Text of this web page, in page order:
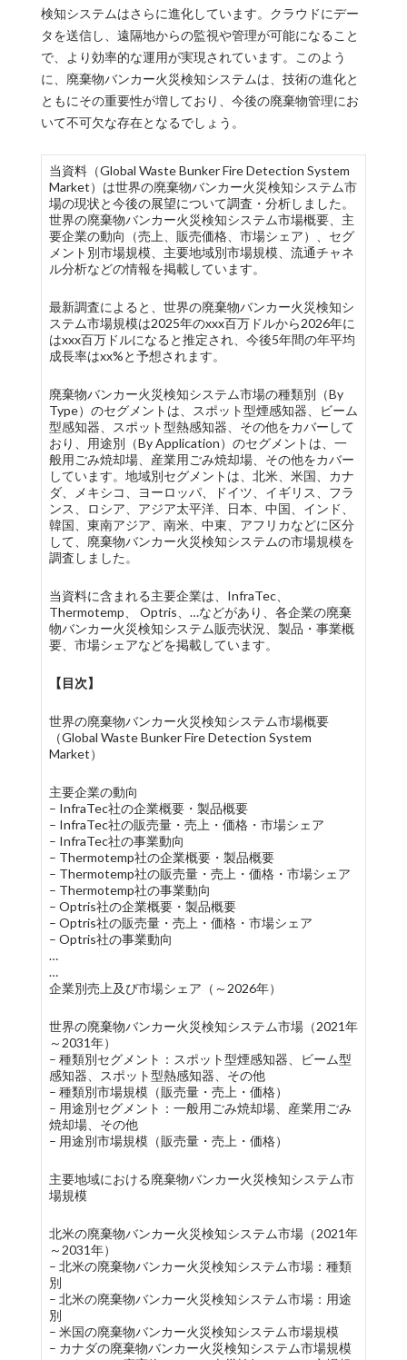
検知システムはさらに進化しています。クラウドにデー
タを送信し、遠隔地からの監視や管理が可能になること
で、より効率的な運用が実現されています。このよう
に、廃棄物バンカー火災検知システムは、技術の進化と
ともにその重要性が増しており、今後の廃棄物管理にお
いて不可欠な存在となるでしょう。
当資料（Global Waste Bunker Fire Detection System
Market）は世界の廃棄物バンカー火災検知システム市
場の現状と今後の展望について調査・分析しました。
世界の廃棄物バンカー火災検知システム市場概要、主
要企業の動向（売上、販売価格、市場シェア）、セグ
メント別市場規模、主要地域別市場規模、流通チャネ
ル分析などの情報を掲載しています。
最新調査によると、世界の廃棄物バンカー火災検知シ
ステム市場規模は2025年のxxx百万ドルから2026年に
はxxx百万ドルになると推定され、今後5年間の年平均
成長率はxx%と予想されます。
廃棄物バンカー火災検知システム市場の種類別（By
Type）のセグメントは、スポット型煙感知器、ビーム
型感知器、スポット型熱感知器、その他をカバーして
おり、用途別（By Application）のセグメントは、一
般用ごみ焼却場、産業用ごみ焼却場、その他をカバー
しています。地域別セグメントは、北米、米国、カナ
ダ、メキシコ、ヨーロッパ、ドイツ、イギリス、フラ
ンス、ロシア、アジア太平洋、日本、中国、インド、
韓国、東南アジア、南米、中東、アフリカなどに区分
して、廃棄物バンカー火災検知システムの市場規模を
調査しました。
当資料に含まれる主要企業は、InfraTec、
Thermotemp、 Optris、…などがあり、各企業の廃棄
物バンカー火災検知システム販売状況、製品・事業概
要、市場シェアなどを掲載しています。
【目次】
世界の廃棄物バンカー火災検知システム市場概要
（Global Waste Bunker Fire Detection System
Market）
主要企業の動向
– InfraTec社の企業概要・製品概要
– InfraTec社の販売量・売上・価格・市場シェア
– InfraTec社の事業動向
– Thermotemp社の企業概要・製品概要
– Thermotemp社の販売量・売上・価格・市場シェア
– Thermotemp社の事業動向
– Optris社の企業概要・製品概要
– Optris社の販売量・売上・価格・市場シェア
– Optris社の事業動向
…
…
企業別売上及び市場シェア（～2026年）
世界の廃棄物バンカー火災検知システム市場（2021年
～2031年）
– 種類別セグメント：スポット型煙感知器、ビーム型
感知器、スポット型熱感知器、その他
– 種類別市場規模（販売量・売上・価格）
– 用途別セグメント：一般用ごみ焼却場、産業用ごみ
焼却場、その他
– 用途別市場規模（販売量・売上・価格）
主要地域における廃棄物バンカー火災検知システム市
場規模
北米の廃棄物バンカー火災検知システム市場（2021年
～2031年）
– 北米の廃棄物バンカー火災検知システム市場：種類
別
– 北米の廃棄物バンカー火災検知システム市場：用途
別
– 米国の廃棄物バンカー火災検知システム市場規模
– カナダの廃棄物バンカー火災検知システム市場規模